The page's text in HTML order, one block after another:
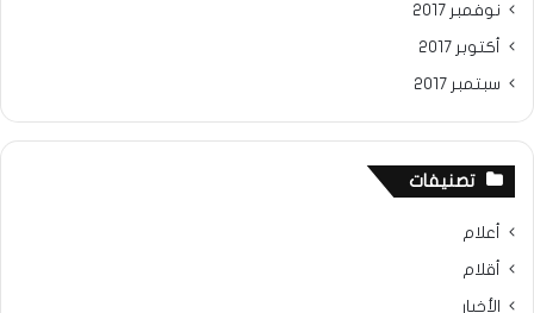
نوفمبر 2017
أكتوبر 2017
سبتمبر 2017
تصنيفات
أعلام
أقلام
الأخبار